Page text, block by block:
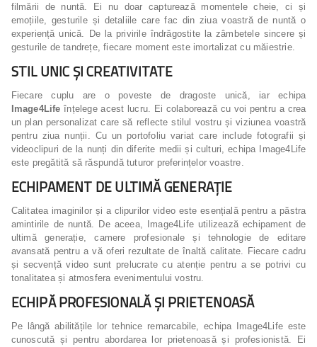
filmării de nuntă. Ei nu doar capturează momentele cheie, ci și
emoțiile, gesturile și detaliile care fac din ziua voastră de nuntă o
experiență unică. De la privirile îndrăgostite la zâmbetele sincere și
gesturile de tandrețe, fiecare moment este imortalizat cu măiestrie.
STIL UNIC ȘI CREATIVITATE
Fiecare cuplu are o poveste de dragoste unică, iar echipa
Image4Life înțelege acest lucru. Ei colaborează cu voi pentru a crea
un plan personalizat care să reflecte stilul vostru și viziunea voastră
pentru ziua nunții. Cu un portofoliu variat care include fotografii și
videoclipuri de la nunți din diferite medii și culturi, echipa Image4Life
este pregătită să răspundă tuturor preferințelor voastre.
ECHIPAMENT DE ULTIMĂ GENERAȚIE
Calitatea imaginilor și a clipurilor video este esențială pentru a păstra
amintirile de nuntă. De aceea, Image4Life utilizează echipament de
ultimă generație, camere profesionale și tehnologie de editare
avansată pentru a vă oferi rezultate de înaltă calitate. Fiecare cadru
și secvență video sunt prelucrate cu atenție pentru a se potrivi cu
tonalitatea și atmosfera evenimentului vostru.
ECHIPĂ PROFESIONALĂ ȘI PRIETENOASĂ
Pe lângă abilitățile lor tehnice remarcabile, echipa Image4Life este
cunoscută și pentru abordarea lor prietenoasă și profesionistă. Ei